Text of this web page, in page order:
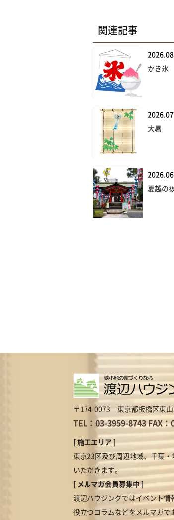
関連記事
かき氷
大暑
夏越の
〒174-0073 東京都板橋区東山
TEL：03-3959-8743 FAX：
[ 施工エリア ]
東京23区及び周辺地域、千葉・
いただきます。
[ メルマガ会員募集中 ]
渡辺ハウジングではイベント情
役立つコラムなどをメルマガで